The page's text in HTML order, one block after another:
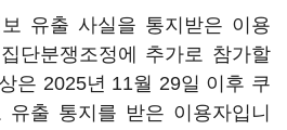
유출 사실을 통지받은 이용
단분쟁조정에 추가로 참가할
은 2025년 11월 29일 이후 쿠
유출 통지를 받은 이용자입니